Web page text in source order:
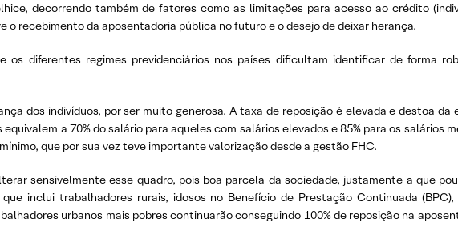
decorrendo também de fatores como as limitações para acesso ao crédito
o recebimento da aposentadoria pública no futuro e o desejo de deixar herança.
os diferentes regimes previdenciários nos países dificultam identificar de forma
dos indivíduos, por ser muito generosa. A taxa de reposição é elevada e destoa da
a 70% do salário para aqueles com salários elevados e 85% para os salários
que por sua vez teve importante valorização desde a gestão FHC.
sensivelmente esse quadro, pois boa parcela da sociedade, justamente a que
inclui trabalhadores rurais, idosos no Benefício de Prestação Continuada
urbanos mais pobres continuarão conseguindo 100% de reposição na